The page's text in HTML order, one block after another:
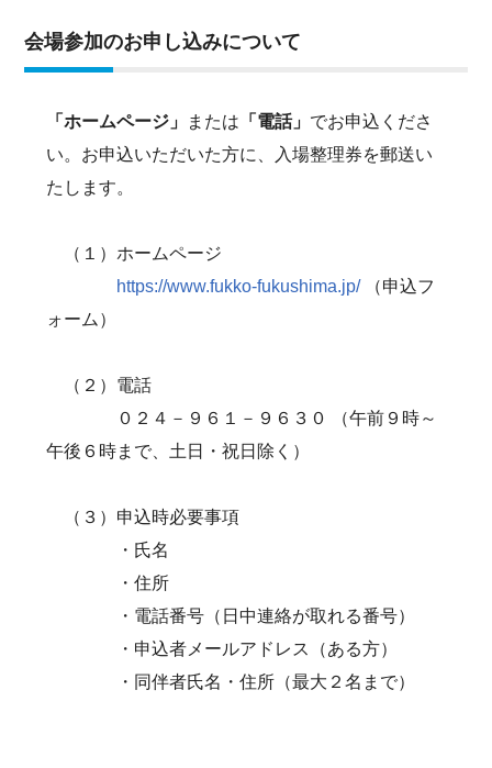
会場参加のお申し込みについて
「ホームページ」 または 「電話」 でお申込くださ
い。お申込いただいた方に、入場整理券を郵送い
たします。
（１）ホームページ
https://www.fukko-fukushima.jp/
（申込フ
ォーム）
（２）電話
０２４－９６１－９６３０ （午前９時～
午後６時まで、土日・祝日除く）
（３）申込時必要事項
・氏名
・住所
・電話番号（日中連絡が取れる番号）
・申込者メールアドレス（ある方）
・同伴者氏名・住所（最大２名まで）